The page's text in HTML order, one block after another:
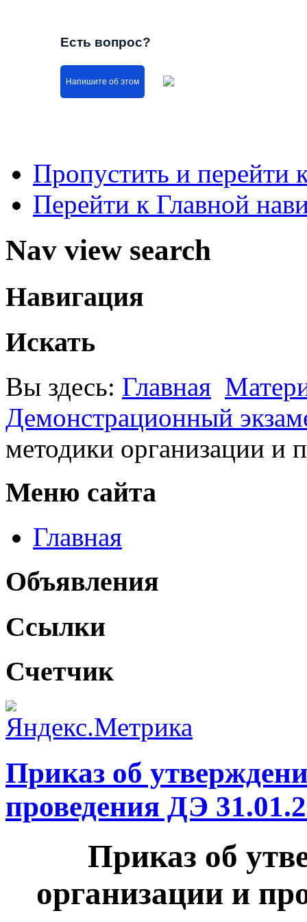
Есть вопрос?
Напишите об этом
Пропустить и перейти
Перейти к Главной
Nav view search
Навигация
Искать
Вы здесь: Главная
Демонстрационный
методики организации и
Меню сайта
Главная
Объявления
Ссылки
Счетчик
Приказ об
проведения ДЭ
Приказ об
организации и